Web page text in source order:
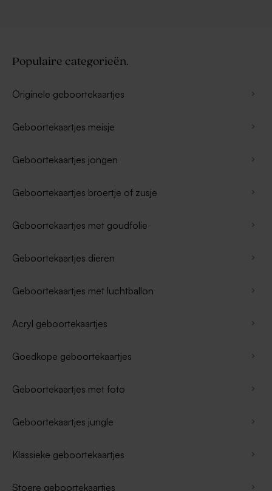
Populaire categorieën.
Originele geboortekaartjes
Geboortekaartjes meisje
Geboortekaartjes jongen
Geboortekaartjes broertje of zusje
Geboortekaartjes met goudfolie
Geboortekaartjes dieren
Geboortekaartjes met luchtballon
Acryl geboortekaartjes
Goedkope geboortekaartjes
Geboortekaartjes met foto
Geboortekaartjes jungle
Klassieke geboortekaartjes
Stoere geboortekaartjes